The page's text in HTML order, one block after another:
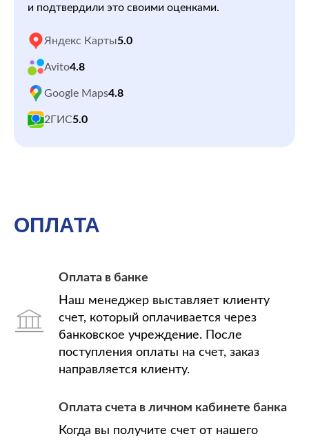
и подтвердили это своими оценками.
Яндекс Карты5.0
Avito4.8
Google Maps4.8
2ГИС5.0
ОПЛАТА
Оплата в банке
Наш менеджер выставляет клиенту
счет, который оплачивается через
банковское учреждение. После
поступления оплаты на счет, заказ
направляется клиенту.
Оплата счета в личном кабинете банка
Когда вы получите счет от нашего